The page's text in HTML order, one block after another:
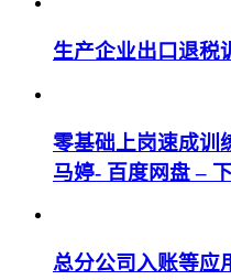
生产企业出口退税
零基础上岗速成训
马婷- 百度网盘 –
总分公司入账等应